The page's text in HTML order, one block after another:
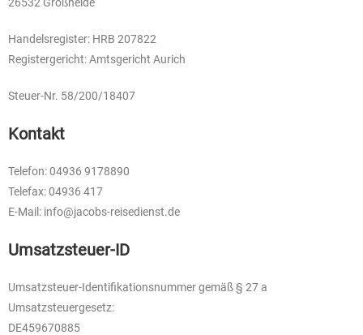
Handelsregister: HRB 207822
Registergericht: Amtsgericht Aurich
Steuer-Nr. 58/200/18407
Kontakt
Telefon: 04936 9178890
Telefax: 04936 417
E-Mail: info@jacobs-reisedienst.de
Umsatzsteuer-ID
Umsatzsteuer-Identifikationsnummer gemäß § 27 a
Umsatzsteuergesetz:
DE459670885